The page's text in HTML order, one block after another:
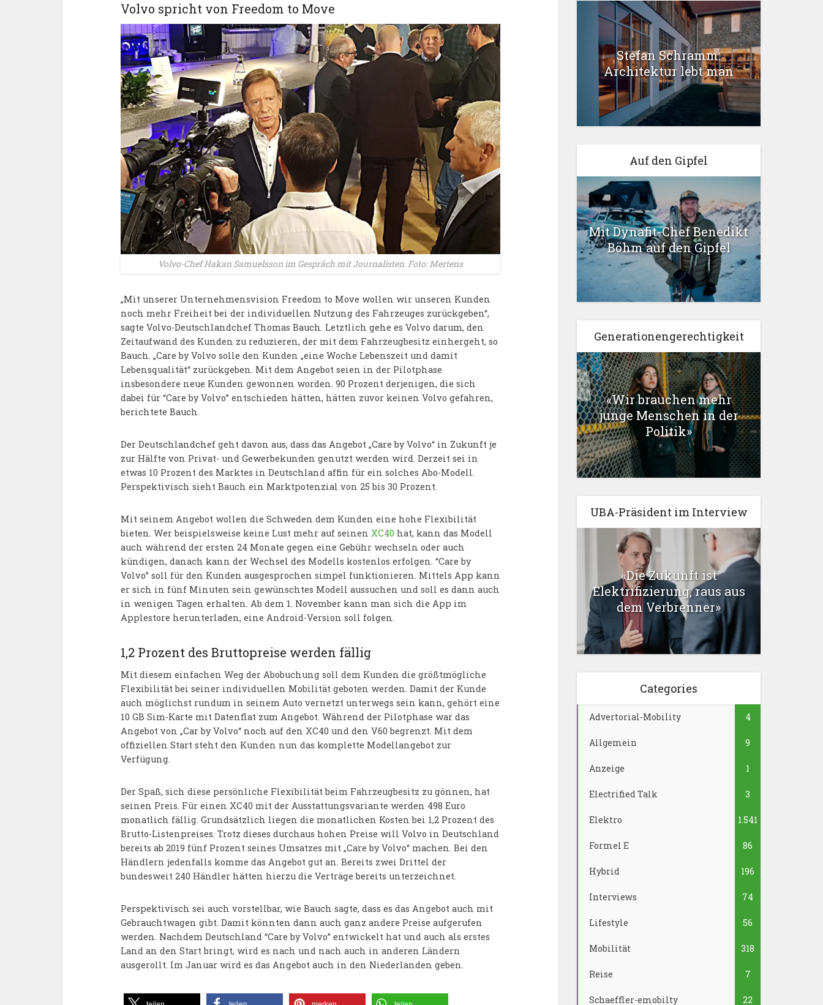
Volvo spricht von Freedom to Move
Volvo-Chef Hakan Samuelsson im Gespräch mit Journalisten. Foto: Mertens
„Mit unserer Unternehmensvision Freedom to Move wollen wir unseren Kunden
noch mehr Freiheit bei der individuellen Nutzung des Fahrzeuges zurückgeben“,
sagte Volvo-Deutschlandchef Thomas Bauch. Letztlich gehe es Volvo darum, den
Zeitaufwand des Kunden zu reduzieren, der mit dem Fahrzeugbesitz einhergeht, so
Bauch. „Care by Volvo solle den Kunden „eine Woche Lebenszeit und damit
Lebensqualität“ zurückgeben. Mit dem Angebot seien in der Pilotphase
insbesondere neue Kunden gewonnen worden. 90 Prozent derjenigen, die sich
dabei für “Care by Volvo” entschieden hätten, hätten zuvor keinen Volvo gefahren,
berichtete Bauch.
Der Deutschlandchef geht davon aus, dass das Angebot „Care by Volvo“ in Zukunft je
zur Hälfte von Privat- und Gewerbekunden genutzt werden wird. Derzeit sei in
etwas 10 Prozent des Marktes in Deutschland affin für ein solches Abo-Modell.
Perspektivisch sieht Bauch ein Marktpotenzial von 25 bis 30 Prozent.
Mit seinem Angebot wollen die Schweden dem Kunden eine hohe Flexibilität
bieten. Wer beispielsweise keine Lust mehr auf seinen XC40 hat, kann das Modell
auch während der ersten 24 Monate gegen eine Gebühr wechseln oder auch
kündigen, danach kann der Wechsel des Modells kostenlos erfolgen. “Care by
Volvo” soll für den Kunden ausgesprochen simpel funktionieren. Mittels App kann
er sich in fünf Minuten sein gewünschtes Modell aussuchen und soll es dann auch
in wenigen Tagen erhalten. Ab dem 1. November kann man sich die App im
Applestore herunterladen, eine Android-Version soll folgen.
1,2 Prozent des Bruttopreise werden fällig
Mit diesem einfachen Weg der Abobuchung soll dem Kunden die größtmögliche
Flexibilität bei seiner individuellen Mobilität geboten werden. Damit der Kunde
auch möglichst rundum in seinem Auto vernetzt unterwegs sein kann, gehört eine
10 GB Sim-Karte mit Datenflat zum Angebot. Während der Pilotphase war das
Angebot von „Car by Volvo“ noch auf den XC40 und den V60 begrenzt. Mit dem
offiziellen Start steht den Kunden nun das komplette Modellangebot zur
Verfügung.
Der Spaß, sich diese persönliche Flexibilität beim Fahrzeugbesitz zu gönnen, hat
seinen Preis. Für einen XC40 mit der Ausstattungsvariante werden 498 Euro
monatlich fällig. Grundsätzlich liegen die monatlichen Kosten bei 1,2 Prozent des
Brutto-Listenpreises. Trotz dieses durchaus hohen Preise will Volvo in Deutschland
bereits ab 2019 fünf Prozent seines Umsatzes mit „Care by Volvo“ machen. Bei den
Händlern jedenfalls komme das Angebot gut an. Bereits zwei Drittel der
bundesweit 240 Händler hätten hierzu die Verträge bereits unterzeichnet.
Perspektivisch sei auch vorstellbar, wie Bauch sagte, dass es das Angebot auch mit
Gebrauchtwagen gibt. Damit könnten dann auch ganz andere Preise aufgerufen
werden. Nachdem Deutschland “Care by Volvo” entwickelt hat und auch als erstes
Land an den Start bringt, wird es nach und nach auch in anderen Ländern
ausgerollt. Im Januar wird es das Angebot auch in den Niederlanden geben.
Stefan Schramm:
Architektur lebt man
Auf den Gipfel
Mit Dynafit-Chef Benedikt
Böhm auf den Gipfel
Generationengerechtigkeit
«Wir brauchen mehr
junge Menschen in der
Politik»
UBA-Präsident im Interview
«Die Zukunft ist
Elektrifizierung, raus aus
dem Verbrenner»
Categories
Advertorial-Mobility 4
Allgemein 9
Anzeige 1
Electrified Talk 3
Elektro 1.541
Formel E 86
Hybrid 196
Interviews 74
Lifestyle 56
Mobilität 318
Reise 7
Schaeffler-emobilty 22